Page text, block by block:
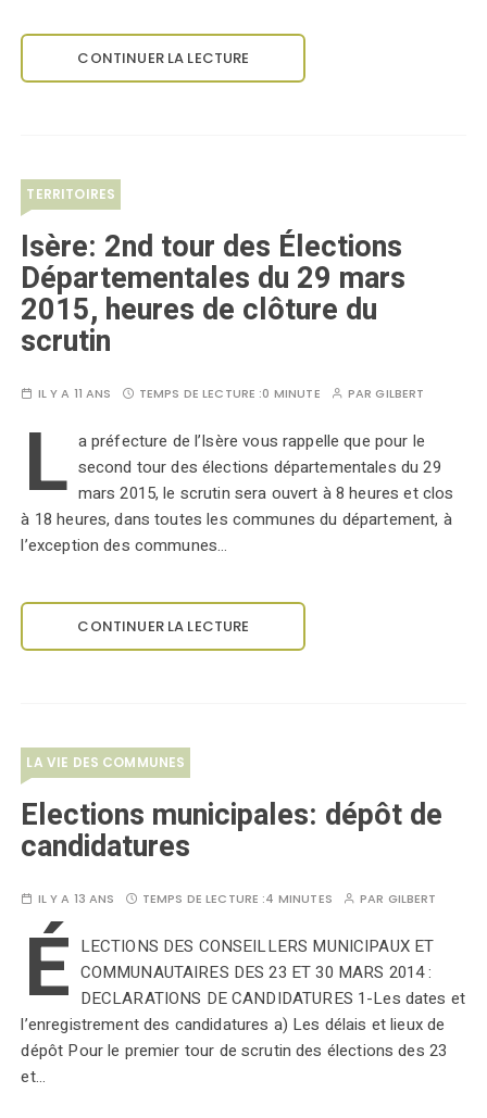
CONTINUER LA LECTURE
TERRITOIRES
Isère: 2nd tour des Élections
Départementales du 29 mars
2015, heures de clôture du
scrutin
IL Y A 11 ANS TEMPS DE LECTURE :0 MINUTE PARGILBERT
L a préfecture de l’Isère vous rappelle que pour le
second tour des élections départementales du 29
mars 2015, le scrutin sera ouvert à 8 heures et clos
à 18 heures, dans toutes les communes du département, à
l’exception des communes…
CONTINUER LA LECTURE
LA VIE DES COMMUNES
Elections municipales: dépôt de
candidatures
IL Y A 13 ANS TEMPS DE LECTURE :4 MINUTES PAR GILBERT
É LECTIONS DES CONSEILLERS MUNICIPAUX ET
COMMUNAUTAIRES DES 23 ET 30 MARS 2014 :
DECLARATIONS DE CANDIDATURES 1-Les dates et
l’enregistrement des candidatures a) Les délais et lieux de
dépôt Pour le premier tour de scrutin des élections des 23
et…